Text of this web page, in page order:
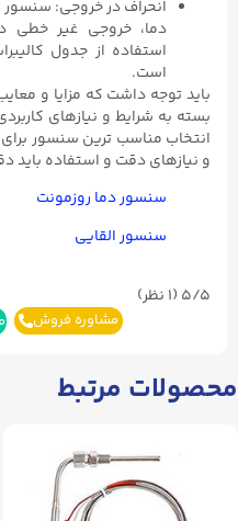
دما، خروجی غیر خطی
استفاده از جدول
است.
بسته به شرایط و نیازهای
انتخاب مناسب ترین سنسور
و نیازهای دقت و استفاده باید
سنسور دما روزمونت
سنسور القایی
5/5 (۱ نظر)
مشاوره فروش
محصولات مرتبط